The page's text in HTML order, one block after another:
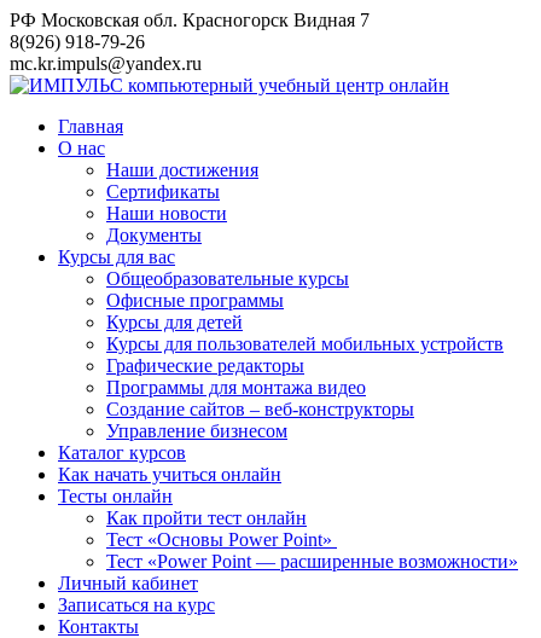
Перейти
к
контенту
РФ Московская обл. Красногорск Видная 7
8(926) 918-79-26
mc.kr.impuls@yandex.ru
Главная
О нас
Наши достижения
Сертификаты
Наши новости
Документы
Курсы для вас
Общеобразовательные курсы
Офисные программы
Курсы для детей
Курсы для пользователей мобильных устройств
Графические редакторы
Программы для монтажа видео
Создание сайтов – веб-конструкторы
Управление бизнесом
Каталог курсов
Как начать учиться онлайн
Тесты онлайн
Как пройти тест онлайн
Тест «Основы Power Point»
Тест «Power Point — расширенные возможности»
Личный кабинет
Записаться на курс
Контакты